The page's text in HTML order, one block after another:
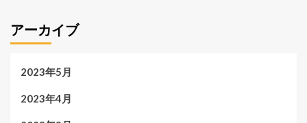
アーカイブ
2023年5月
2023年4月